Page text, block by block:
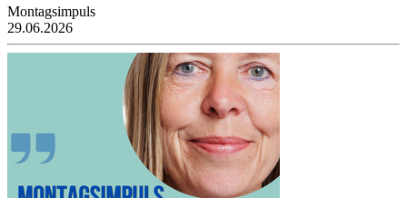
Montagsimpuls
29.06.2026